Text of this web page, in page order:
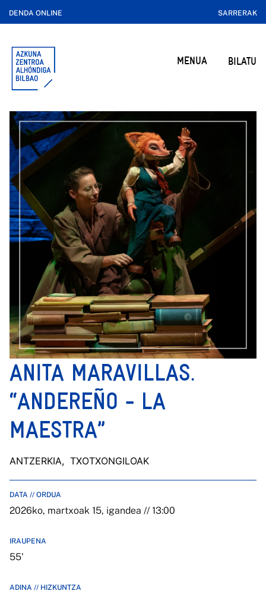
DENDA ONLINE SARRERAK
MENUA BILATU
ANITA MARAVILLAS.
“ANDEREÑO - LA
MAESTRA”
ANTZERKIA, TXOTXONGILOAK
DATA // ORDUA
2026ko, martxoak 15, igandea // 13:00
IRAUPENA
55'
ADINA // HIZKUNTZA